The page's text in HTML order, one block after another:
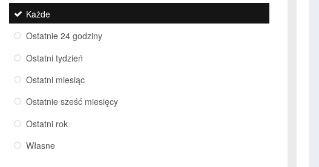
Każde
Ostatnie 24 godziny
Ostatni tydzień
Ostatni miesiąc
Ostatnie sześć miesięcy
Ostatni rok
Własne